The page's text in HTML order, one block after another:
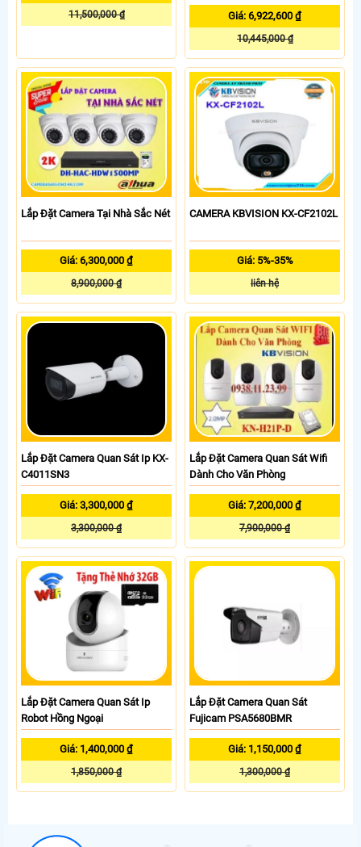
11,500,000 ₫ Giá: 6,922,600 ₫
10,445,000 ₫
Lắp Đặt Camera Tại Nhà Sắc Nét
Giá: 6,300,000 ₫
8,900,000 ₫
CAMERA KBVISION KX-CF2102L
Giá: 5%-35%
liên hệ
Lắp Đặt Camera Quan Sát Ip KX-
C4011SN3
Giá: 3,300,000 ₫
3,300,000 ₫
Lắp Đặt Camera Quan Sát Wifi
Dành Cho Văn Phòng
Giá: 7,200,000 ₫
7,900,000 ₫
Lắp Đặt Camera Quan Sát Ip
Robot Hồng Ngoại
Giá: 1,400,000 ₫
1,850,000 ₫
Lắp Đặt Camera Quan Sát
Fujicam PSA5680BMR
Giá: 1,150,000 ₫
1,300,000 ₫